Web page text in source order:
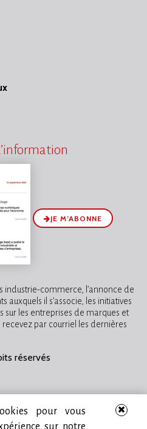
JE M’ABONNE
industrie-commerce, l’annonce de
auxquels il s’associe, les initiatives
sur les entreprises de marques et
recevez par courriel les dernières
réservés
pour vous
sur notre